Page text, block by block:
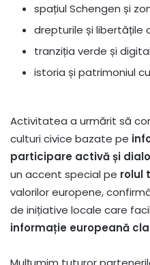
spațiul Schengen și
drepturile și libertățile
tranziția verde și
istoria și patrimoniul
Activitatea a urmărit să
culturi civice bazate pe
participare activă și
un accent special pe rolul
valorilor europene,
de inițiative locale care
informație europeană